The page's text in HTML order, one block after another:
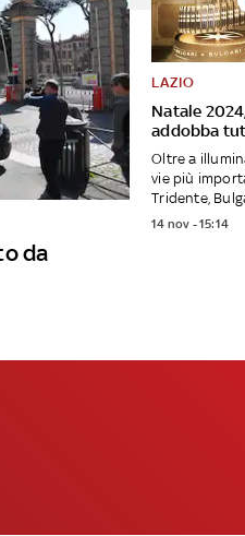
da
Natale
addobba
LAZIO
Oltre a
vie più
Tridente,
14 nov - 15:14